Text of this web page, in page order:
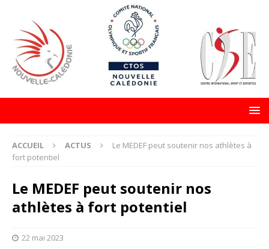
ACCUEIL ACTUS
Le MEDEF peut soutenir nos athlètes à
fort potentiel
Le MEDEF peut soutenir nos
athlètes à fort potentiel
22 mai 2023